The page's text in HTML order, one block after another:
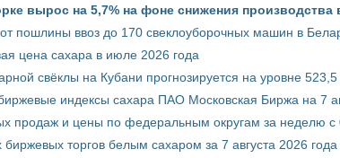
вырос на 5,7% на фоне снижения производства
пошлины ввоз до 170 свеклоуборочных машин в
цена сахара в июле 2026 года
свёклы на Кубани прогнозируется на уровне 523,5
индексы сахара ПАО Московская Биржа на 7
продаж и цены по федеральным округам за неделю с
биржевых торгов белым сахаром за 7 августа 2026 года